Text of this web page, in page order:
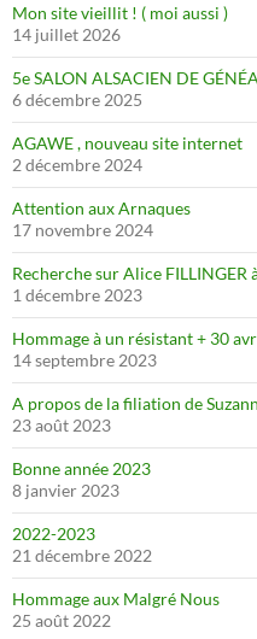
Mon site vieillit ! ( moi aussi )
14 juillet 2026
5e SALON ALSACIEN DE
6 décembre 2025
AGAWE , nouveau site internet
2 décembre 2024
Attention aux Arnaques
17 novembre 2024
Recherche sur Alice
1 décembre 2023
Hommage à un résistant + 30
14 septembre 2023
A propos de la filiation de
23 août 2023
Bonne année 2023
8 janvier 2023
2022-2023
21 décembre 2022
Hommage aux Malgré Nous
25 août 2022